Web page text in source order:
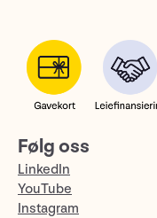
Følg oss
LinkedIn
YouTube
Instagram